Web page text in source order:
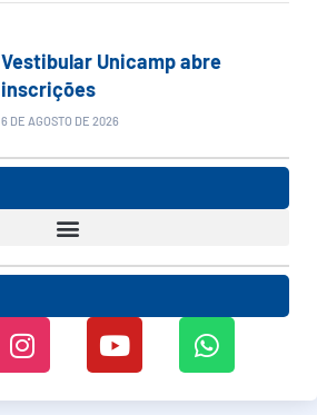
Vestibular Unicamp abre
inscrições
6 DE AGOSTO DE 2026